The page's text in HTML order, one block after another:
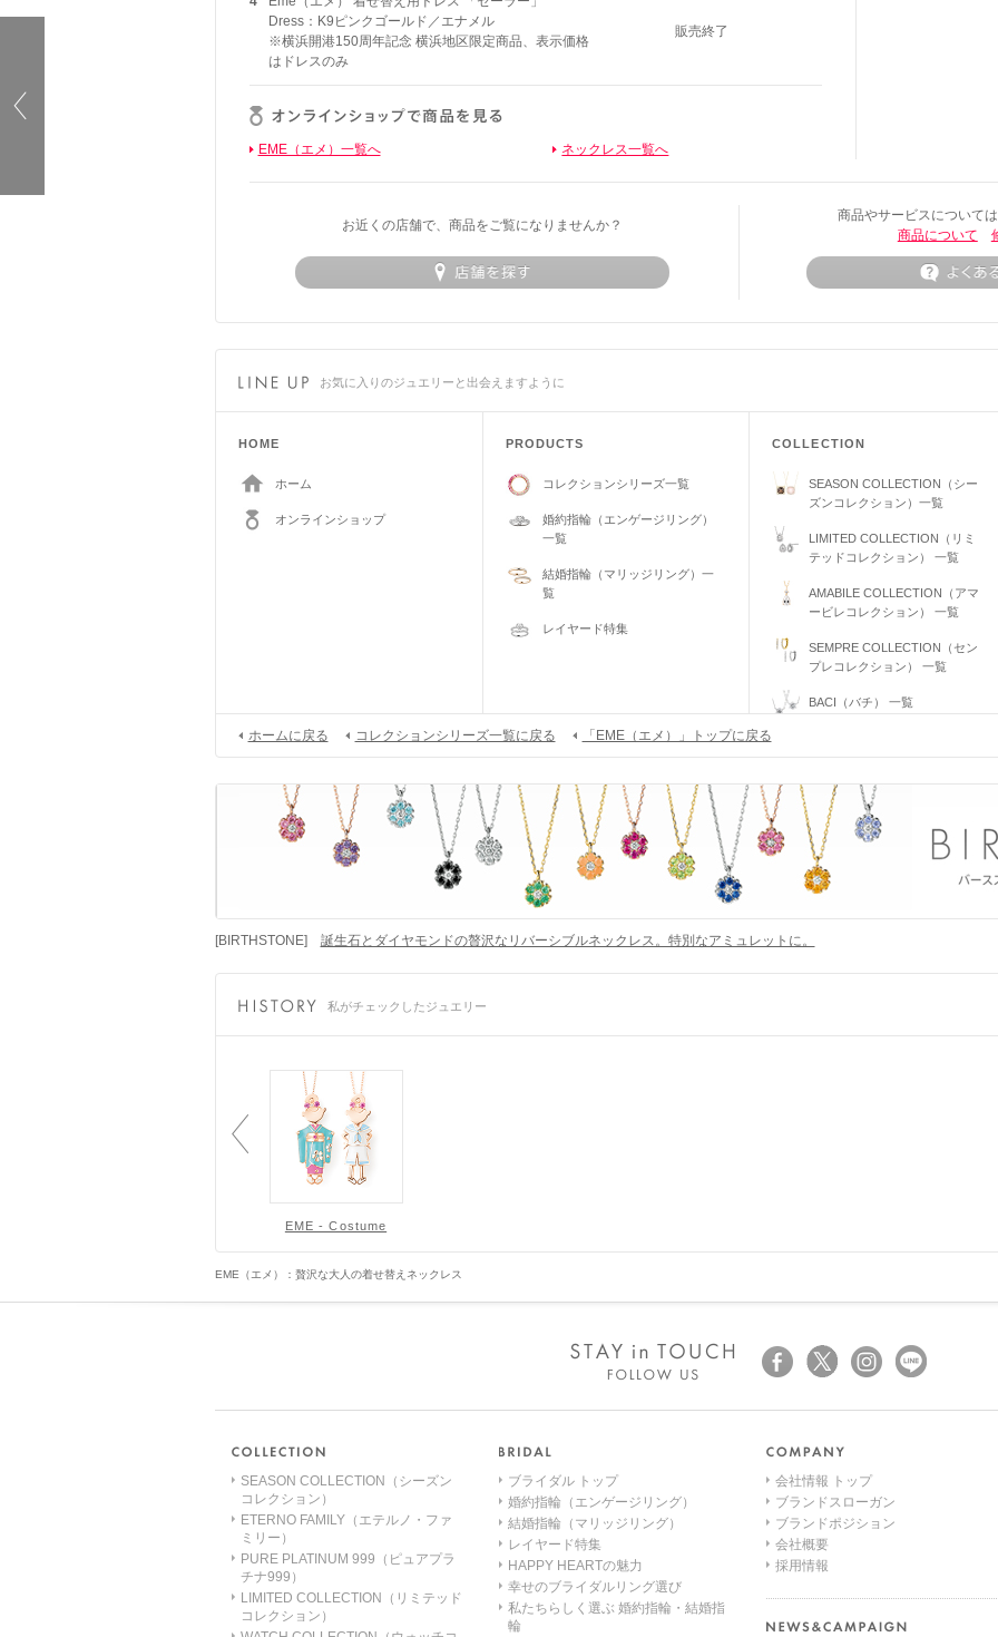
Dress：K9ピンクゴールド／エナメル
※横浜開港150周年記念 横浜地区限定商品、表示価格
はドレスのみ
販売終了
EME（エメ）一覧へ ネックレス一覧へ
お近くの店舗で、商品をご覧になりませんか？
商品やサービスについて
商品について
お気に入りのジュエリーと出会えますように
HOME
ホーム
オンラインショップ
PRODUCTS
コレクションシリーズ一覧
婚約指輪（エンゲージリング）
一覧
結婚指輪（マリッジリング）一
覧
レイヤード特集
COLLECTION
SEASON COLLECTION（シー
ズンコレクション）一覧
LIMITED COLLECTION（リミ
テッドコレクション） 一覧
AMABILE COLLECTION（アマ
ービレコレクション） 一覧
SEMPRE COLLECTION（セン
プレコレクション） 一覧
BACI（バチ） 一覧
CAPSULE COLLECTION（カ
プセルコレクション） 一覧
WATCH COLLECTION（ウォ
ッチコレクション）一覧
ETERNO FAMILY（エテルノ・
PURE PLATINUM 999（ピュア
IO e TE（イオエテ）
ン） 一覧
BABY'S（ベビーズ／ベビーズ
シリーズ）
ホームに戻る コレクションシリーズ一覧に戻る 「EME（エメ）」トップに戻る
[BIRTHSTONE] 誕生石とダイヤモンドの贅沢なリバーシブルネックレス。特別なアミュレットに。
私がチェックしたジュエリー
EME - Costume
EME（エメ）：贅沢な大人の着せ替えネックレス
SEASON COLLECTION（シーズン
コレクション）
ETERNO FAMILY（エテルノ・ファ
ミリー）
PURE PLATINUM 999（ピュアプラ
チナ999）
LIMITED COLLECTION（リミテッド
コレクション）
ブライダル トップ
婚約指輪（エンゲージリング）
結婚指輪（マリッジリング）
レイヤード特集
HAPPY HEARTの魅力
幸せのブライダルリング選び
私たちらしく選ぶ 婚約指輪・結婚指
輪
会社情報 トップ
ブランドスローガン
ブランドポジション
会社概要
採用情報